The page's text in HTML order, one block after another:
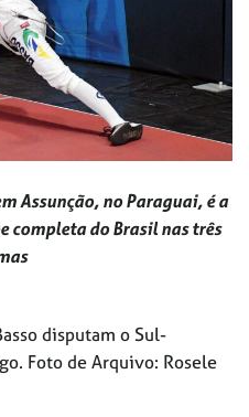
Assunção, no Paraguai, é a
completa do Brasil nas três
disputam o Sul-
Foto de Arquivo: Rosele